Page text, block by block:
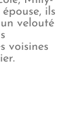
ils
velouté
voisines